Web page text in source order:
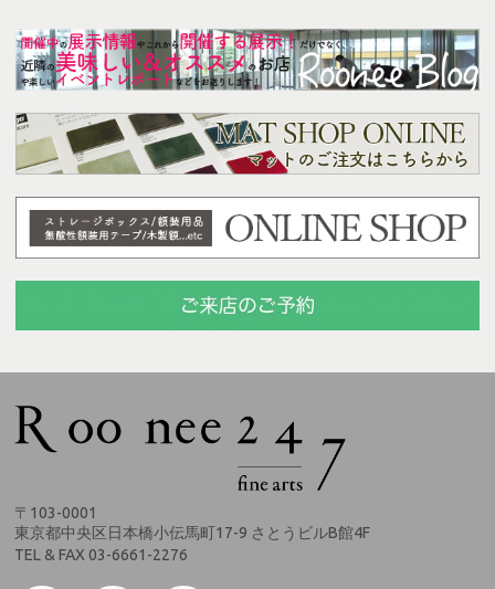
〒103-0001
東京都中央区日本橋小伝馬町17-9 さとうビルB館4F
TEL & FAX 03-6661-2276